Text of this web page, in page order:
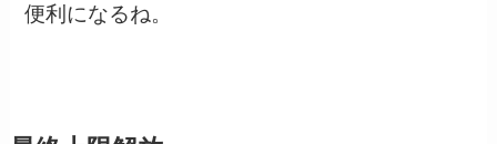
便利になるね。